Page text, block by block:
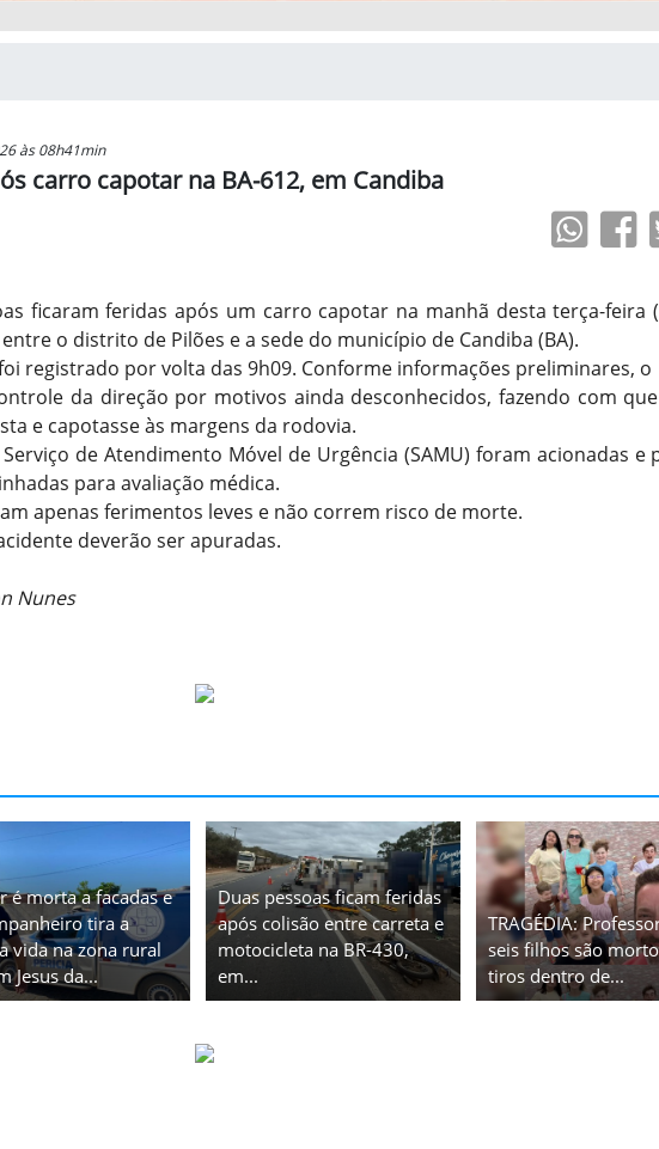
às 08h41min
carro capotar na BA-612, em Candiba
ficaram feridas após um carro capotar na manhã desta terça-feira
o distrito de Pilões e a sede do município de Candiba (BA).
registrado por volta das 9h09. Conforme informações preliminares,
da direção por motivos ainda desconhecidos, fazendo com
e capotasse às margens da rodovia.
de Atendimento Móvel de Urgência (SAMU) foram acionadas e
para avaliação médica.
apenas ferimentos leves e não correm risco de morte.
deverão ser apuradas.
Nunes
é morta a facadas e
tira a
vida na zona rural
Jesus da...
Duas pessoas ficam feridas
após colisão entre carreta e
motocicleta na BR-430,
em...
TRAGÉDIA:
seis filhos são
tiros dentro de...